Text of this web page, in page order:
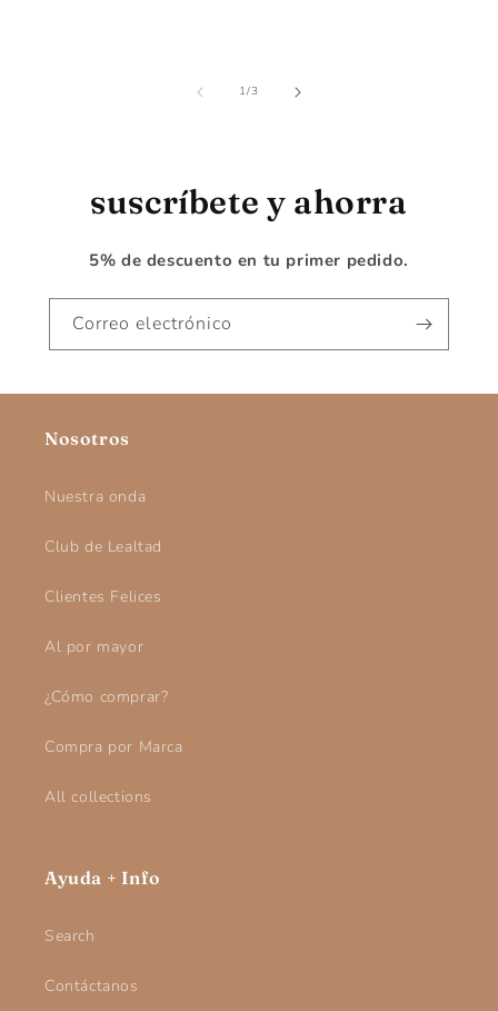
1/de
3
suscríbete y ahorra
5% de descuento en tu primer pedido.
Correo electrónico
Nosotros
Nuestra onda
Club de Lealtad
Clientes Felices
Al por mayor
¿Cómo comprar?
Compra por Marca
All collections
Ayuda + Info
Search
Contáctanos